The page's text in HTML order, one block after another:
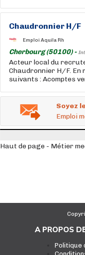
Chaudronnier H/F
Emploi Aquila Rh
Cherbourg (50100) -
Acteur local du
Chaudronnier H/F. En
suivants : Acomptes
Soyez
Emploi
Haut de page - Métier
A PROPOS
Politique